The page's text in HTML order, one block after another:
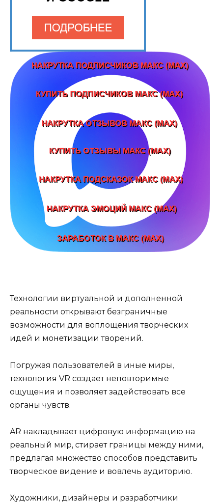
Технологии виртуальной и дополненной
реальности открывают безграничные
возможности для воплощения творческих
идей и монетизации творений.
Погружая пользователей в иные миры,
технология VR создает неповторимые
ощущения и позволяет задействовать все
органы чувств.
AR накладывает цифровую информацию на
реальный мир, стирает границы между ними,
предлагая множество способов представить
творческое видение и вовлечь аудиторию.
Художники, дизайнеры и разработчики